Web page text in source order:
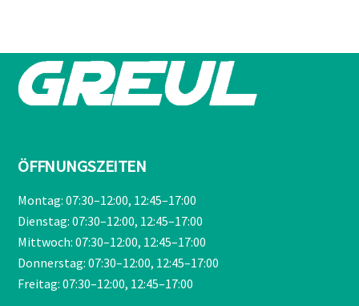
ÖFFNUNGSZEITEN
Montag: 07:30–12:00, 12:45–17:00
Dienstag: 07:30–12:00, 12:45–17:00
Mittwoch: 07:30–12:00, 12:45–17:00
Donnerstag: 07:30–12:00, 12:45–17:00
Freitag: 07:30–12:00, 12:45–17:00